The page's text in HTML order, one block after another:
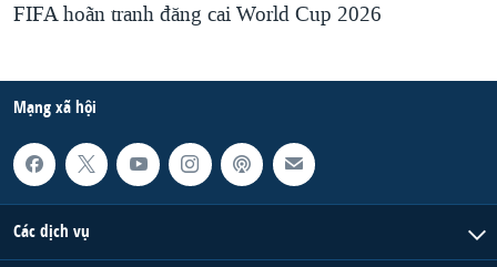
FIFA hoãn tranh đăng cai World Cup 2026
Mạng xã hội
Các dịch vụ